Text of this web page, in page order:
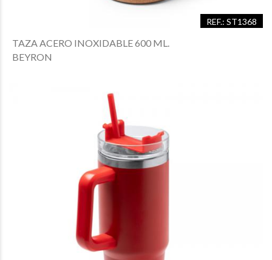
REF.: ST1368
TAZA ACERO INOXIDABLE 600 ML.
BEYRON